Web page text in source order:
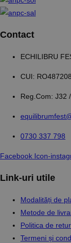
Contact
ECHILIBRU
CUI:
Reg.Com: J32
0730 337 798
Facebook Icon-
Link-uri utile
Modalități de
Metode de
Politica de retur
Termeni și